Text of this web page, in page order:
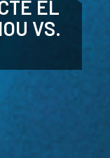
EL
VS.